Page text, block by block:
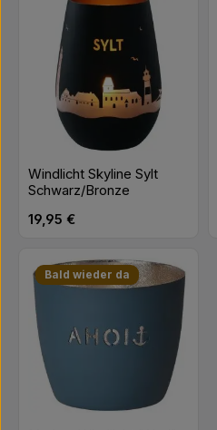
Windlicht Skyline Sylt
Schwarz/Bronze
Regulärer Preis:
19,95 €
Bald wieder da